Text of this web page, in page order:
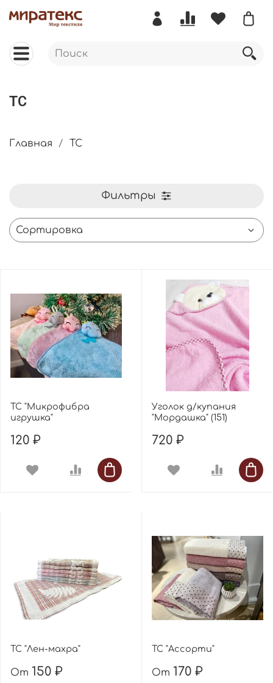
ТС
Главная ТС
Фильтры
ТС "Микрофибра
игрушка"
120 ₽
Уголок д/купания
"Мордашка" (151)
720 ₽
ТС "Лен-махра"
От 150 ₽
ТС "Ассорти"
От 170 ₽